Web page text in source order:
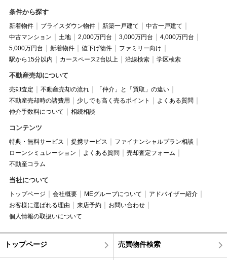
条件から探す
新着物件 プライスダウン物件 新築一戸建て
中古一戸建て
中古マンション
土地 2,000万円台 3,000万円台
4,000万円台
5,000万円台
新着物件 値下げ物件
ファミリー向け
駅から15分以内
カースペース2台以上 沿線検索 学区検索
不動産売却について
売却査定 不動産売却の流れ
「仲介」と「買取」の違い
不動産売却時の諸費用
少しでも高く売るポイント
よくある質問
仲介手数料について
相続相談
コンテンツ
特典・無料サービス 提携サービス
ファイナンシャルプラン相談
ローンシミュレーション
よくある質問
売却査定フォーム
不動産コラム
当社について
トップページ 会社概要 MEグループについて
アドバイザー紹介
お客様に選ばれる理由
来店予約
お問い合わせ
個人情報の取扱いについて
トップページ 売買物件検索